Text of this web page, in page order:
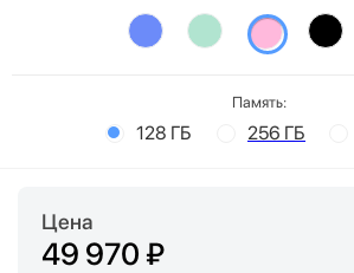
Память:
128 ГБ 256 ГБ
Цена
49 970 ₽